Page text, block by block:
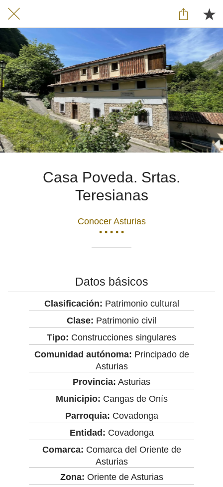
Casa Poveda. Srtas.
Teresianas
Conocer Asturias
• • • • •
Datos básicos
Clasificación: Patrimonio cultural
Clase: Patrimonio civil
Tipo: Construcciones singulares
Comunidad autónoma: Principado de
Asturias
Provincia: Asturias
Municipio: Cangas de Onís
Parroquia: Covadonga
Entidad: Covadonga
Comarca: Comarca del Oriente de
Asturias
Zona: Oriente de Asturias